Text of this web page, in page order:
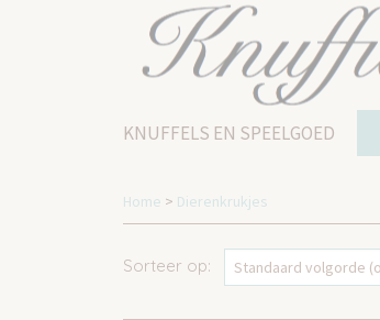
KNUFFELS EN SPEELGOED
Home > Dierenkrukjes
Sorteer op: